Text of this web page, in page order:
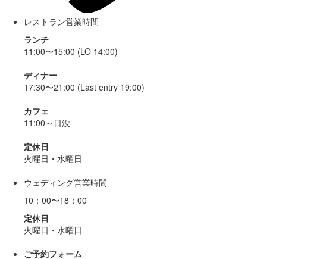
レストラン営業時間
ランチ
11:00〜15:00 (LO 14:00)
ディナー
17:30〜21:00 (Last entry 19:00)
カフェ
11:00～日没
定休日
火曜日・水曜日
ウェディング営業時間
10：00〜18：00
定休日
火曜日・水曜日
ご予約フォーム